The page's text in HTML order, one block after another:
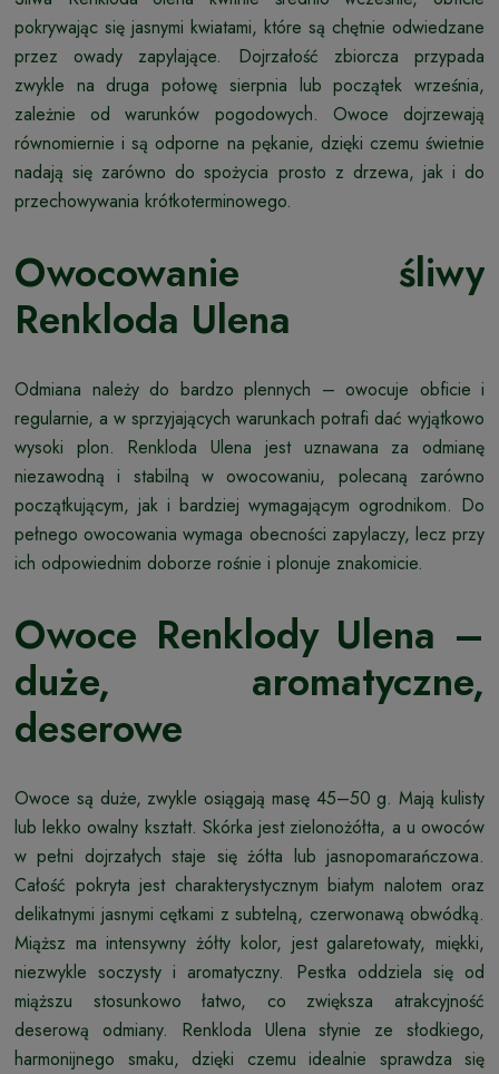
pokrywając się jasnymi kwiatami, które są chętnie odwiedzane
przez owady zapylające. Dojrzałość zbiorcza przypada
zwykle na druga połowę sierpnia lub początek września,
zależnie od warunków pogodowych. Owoce dojrzewają
równomiernie i są odporne na pękanie, dzięki czemu świetnie
nadają się zarówno do spożycia prosto z drzewa, jak i do
przechowywania krótkoterminowego.
Owocowanie śliwy
Renkloda Ulena
Odmiana należy do bardzo plennych – owocuje obficie i
regularnie, a w sprzyjających warunkach potrafi dać wyjątkowo
wysoki plon. Renkloda Ulena jest uznawana za odmianę
niezawodną i stabilną w owocowaniu, polecaną zarówno
początkującym, jak i bardziej wymagającym ogrodnikom. Do
pełnego owocowania wymaga obecności zapylaczy, lecz przy
ich odpowiednim doborze rośnie i plonuje znakomicie.
Owoce Renklody Ulena –
duże, aromatyczne,
deserowe
Owoce są duże, zwykle osiągają masę 45–50 g. Mają kulisty
lub lekko owalny kształt. Skórka jest zielonożółta, a u owoców
w pełni dojrzałych staje się żółta lub jasnopomarańczowa.
Całość pokryta jest charakterystycznym białym nalotem oraz
delikatnymi jasnymi cętkami z subtelną, czerwonawą obwódką.
Miąższ ma intensywny żółty kolor, jest galaretowaty, miękki,
niezwykle soczysty i aromatyczny. Pestka oddziela się od
miąższu stosunkowo łatwo, co zwiększa atrakcyjność
deserową odmiany. Renkloda Ulena słynie ze słodkiego,
harmonijnego smaku, dzięki czemu idealnie sprawdza się